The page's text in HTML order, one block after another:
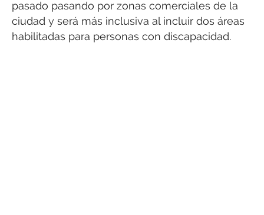
pasado pasando por zonas comerciales de la
ciudad y será más inclusiva al incluir dos áreas
habilitadas para personas con discapacidad.